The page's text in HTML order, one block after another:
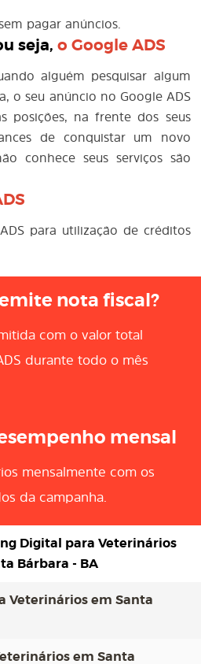
pagar anúncios.
seja,oGoogle ADS
alguém pesquisar algum
o seu anúncio no Google ADS
posições, na frente dos seus
de conquistar um novo
conhece seus serviços são
para utilização de créditos
nota fiscal?
com o valor total
durante todo o mês
mensal
mensalmente com os
da campanha.
Digital para Veterinários
Bárbara - BA
Veterinários em Santa
em Santa